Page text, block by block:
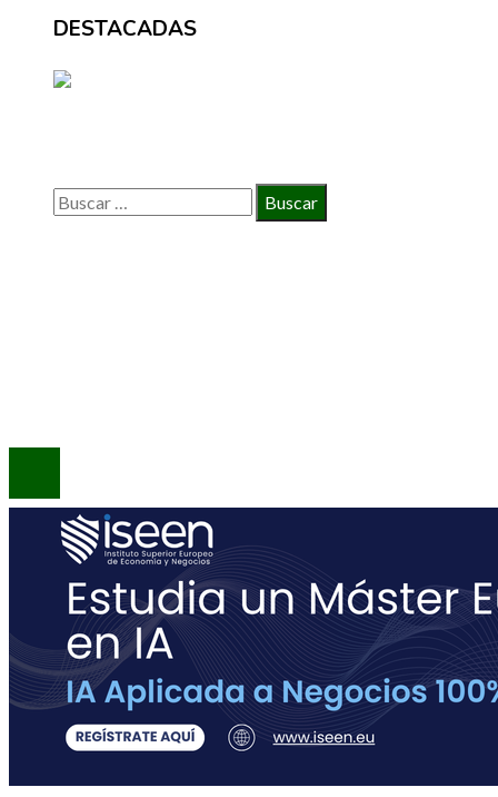
DESTACADAS
Buscar: